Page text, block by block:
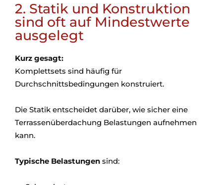
2. Statik und Konstruktion
sind oft auf Mindestwerte
ausgelegt
Kurz gesagt:
Komplettsets sind häufig für
Durchschnittsbedingungen konstruiert.
Die Statik entscheidet darüber, wie sicher eine
Terrassenüberdachung Belastungen aufnehmen
kann.
Typische Belastungen sind: